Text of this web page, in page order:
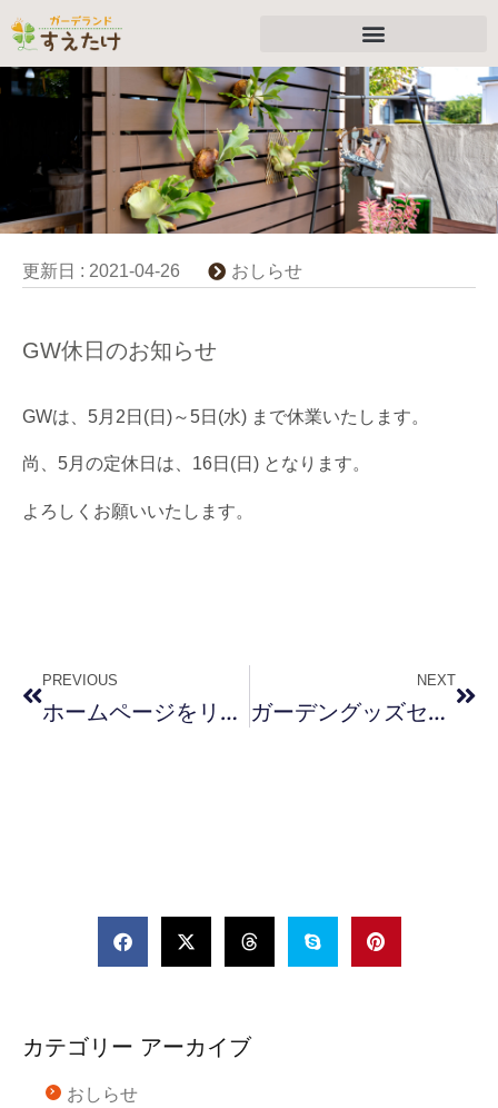
更新日 : 2021-04-26 おしらせ
GW休日のお知らせ
GWは、5月2日(日)～5日(水) まで休業いたします。
尚、5月の定休日は、16日(日) となります。
よろしくお願いいたします。
PREVIOUS
ホームページをリニューアルしました！
NEXT
ガーデングッズセール中！
カテゴリー アーカイブ
おしらせ